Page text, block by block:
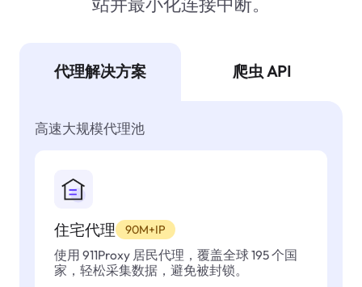
代理解决方案 爬虫 API
高速大规模代理池
住宅代理 90M+IP
使用 911Proxy 居民代理，覆盖全球 195 个国
家，轻松采集数据，避免被封锁。